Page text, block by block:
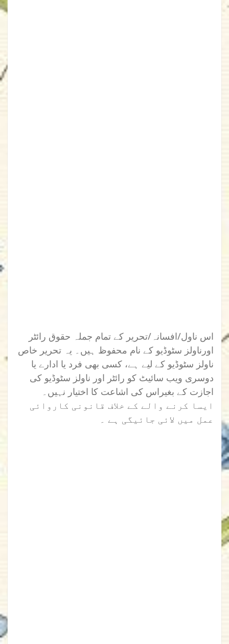
اس ناول/افسانہ/تحریر کے تمام جملہ حقوق رائٹر
اورناولز سٹوڈیو کے نام محفوظ ہیں۔ یہ تحریر خاص
ناولز سٹوڈیو کے لیے ہے، کسی بھی فرد یا ادارے یا
دوسری ویب سائیٹ کو رائٹر اور ناولز سٹوڈیو کی
اجازت کے بغیراس کی اشاعت کا اختیار نہیں۔
ایسا کرنے والے کے خلاف قانونی کاروائی
عمل میں لائی جائیگی ہے ۔